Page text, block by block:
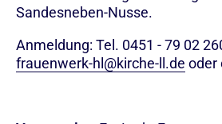
Sandesneben-Nusse.
Anmeldung: Tel. 0451 - 79 02
frauenwerk-hl@kirche-ll.de oder